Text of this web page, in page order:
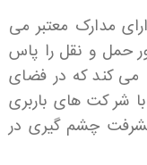
مدارک معتبر می
حمل و نقل را پاس
می کند که در فضای
با شر کت های باربری
چشم گیری در